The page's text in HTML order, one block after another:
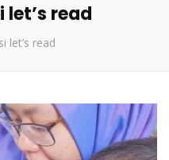
let’s read
let’s read